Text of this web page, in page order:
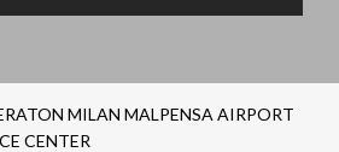
MILAN MALPENSA AIRPORT
CENTER